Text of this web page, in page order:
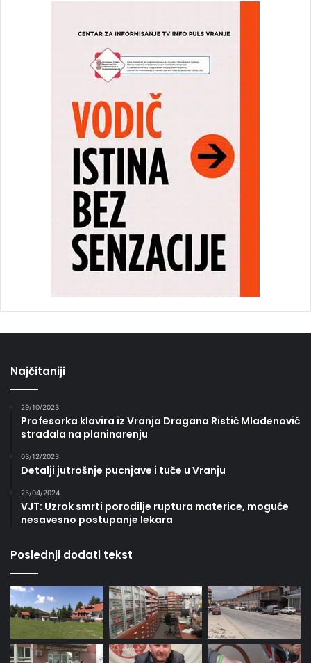
Najčitaniji
29/10/2023
Profesorka klavira iz Vranja Dragana Ristić Mladenović
stradala na planinarenju
03/12/2023
Detalji jutrošnje pucnjave i tuče u Vranju
25/04/2024
VJT: Uzrok smrti porodilje ruptura materice, moguće
nesavesno postupanje lekara
Poslednji dodati tekst